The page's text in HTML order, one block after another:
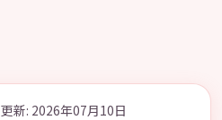
更新: 2026年07月10日